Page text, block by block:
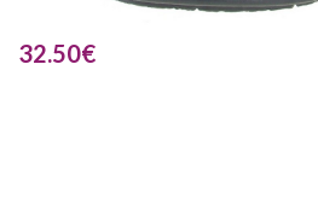
32.50€